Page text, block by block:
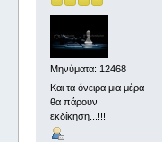
Μηνύματα: 12468
Και τα όνειρα μια μέρα
θα πάρουν
εκδίκηση...!!!